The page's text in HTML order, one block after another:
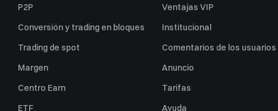
P2P
Conversión y trading en bloques
Trading de spot
Margen
Centro Earn
ETF
Ventajas VIP
Institucional
Comentarios de los usuarios
Anuncio
Tarifas
Ayuda